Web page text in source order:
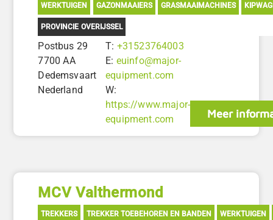
WERKTUIGEN GAZONMAAIERS GRASMAAIMACHINES
PROVINCIE OVERIJSSEL
Postbus 29
7700 AA
Dedemsvaart
Nederland
T: +31523764003
E: euinfo@major-
equipment.com
W:
https://www.major-
equipment.com
Meer
MCV Valthermond
TREKKERS TREKKER TOEBEHOREN EN BANDEN WERKTUIGEN